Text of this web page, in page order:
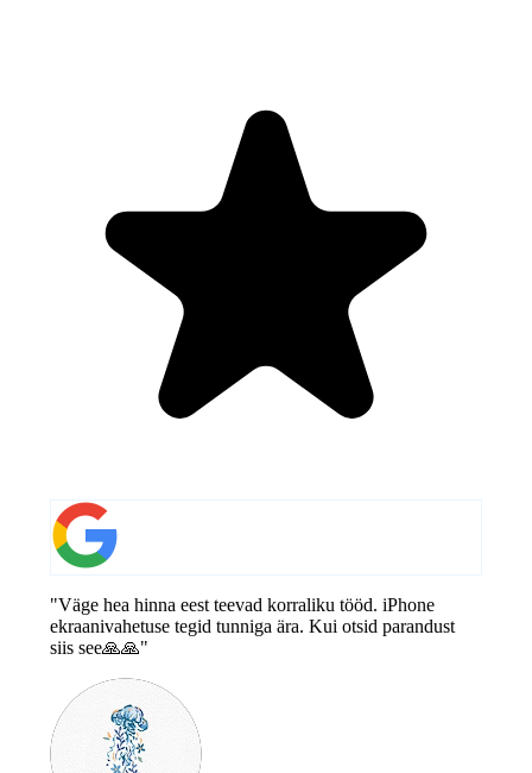
"Väge hea hinna eest teevad korraliku tööd. iPhone
ekraanivahetuse tegid tunniga ära. Kui otsid parandust
siis see🙏🙏"